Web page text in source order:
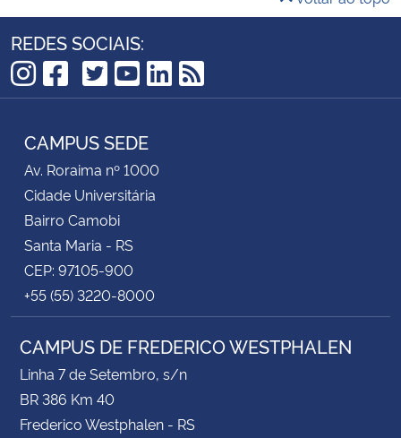
REDES SOCIAIS:
Instagram
Facebook
TikTok
Twitter
YouTube
LinkedIn
RSS
CAMPUS SEDE
Av. Roraima nº 1000
Cidade Universitária
Bairro Camobi
Santa Maria - RS
CEP: 97105-900
+55 (55) 3220-8000
CAMPUS DE FREDERICO WESTPHALEN
Linha 7 de Setembro, s/n
BR 386 Km 40
Frederico Westphalen - RS